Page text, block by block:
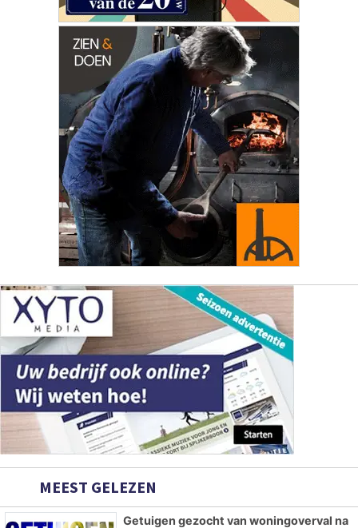
MEEST GELEZEN
Getuigen gezocht van woningoverval na